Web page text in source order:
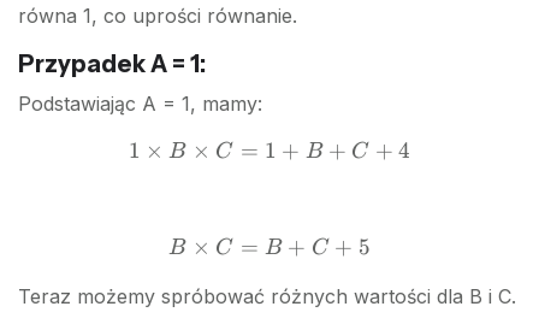
równa 1, co uprości równanie.
Przypadek A = 1:
Podstawiając A = 1, mamy:
1
\times
C = 1
+ B +
C + 4
1 × B × C = 1 + B + C + 4
B
C = B
B × C = B + C + 5
Teraz możemy spróbować różnych wartości dla B i C.